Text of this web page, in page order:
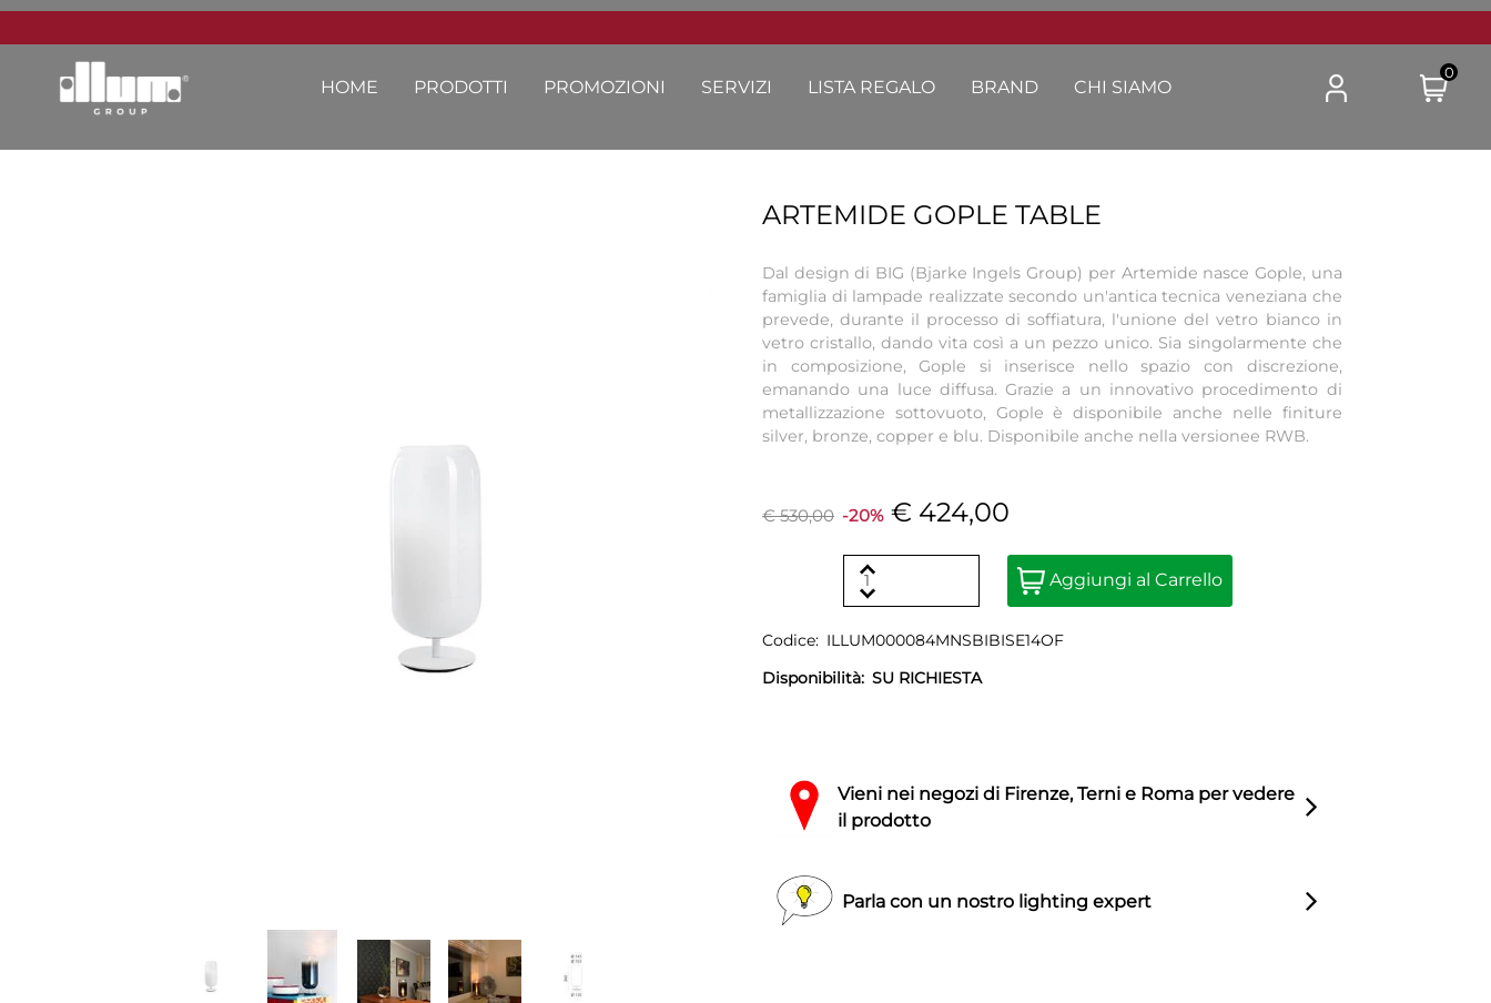
HOME PRODOTTI PROMOZIONI SERVIZI LISTA REGALO BRAND CHI SIAMO
0
ARTEMIDE GOPLE TABLE
Dal design di BIG (Bjarke Ingels Group) per Artemide nasce Gople, una
famiglia di lampade realizzate secondo un'antica tecnica veneziana che
prevede, durante il processo di soffiatura, l'unione del vetro bianco in
vetro cristallo, dando vita così a un pezzo unico. Sia singolarmente che
in composizione, Gople si inserisce nello spazio con discrezione,
emanando una luce diffusa. Grazie a un innovativo procedimento di
metallizzazione sottovuoto, Gople è disponibile anche nelle finiture
silver, bronze, copper e blu. Disponibile anche nella versionee RWB.
€ 530,00 -20% € 424,00
Quantity
Aggiungi al Carrello
Codice: ILLUM000084MNSBIBISE14OF
Disponibilità: SU RICHIESTA
Vieni nei negozi di Firenze, Terni e Roma per vedere
il prodotto
Parla con un nostro lighting expert